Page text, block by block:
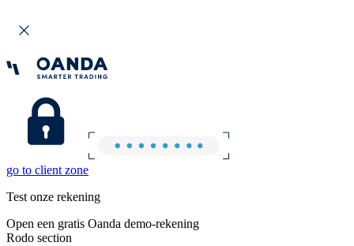
go to client zone
Test onze rekening
Open een gratis Oanda demo-rekening
Rodo section